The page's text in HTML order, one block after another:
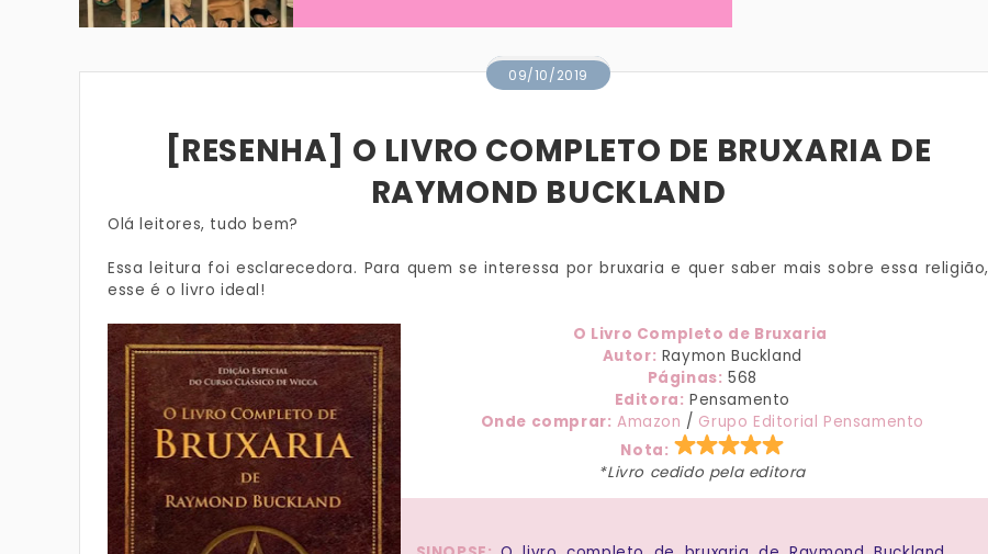
09/10/2019
[RESENHA] O LIVRO COMPLETO DE BRUXARIA DE
RAYMOND BUCKLAND
Olá leitores, tudo bem?
Essa leitura foi esclarecedora. Para quem se interessa por bruxaria e quer saber mais sobre essa religião,
esse é o livro ideal!
O Livro Completo de Bruxaria
Autor: Raymon Buckland
Páginas: 568
Editora: Pensamento
Onde comprar: Amazon / Grupo Editorial Pensamento
Nota:
*Livro cedido pela editora